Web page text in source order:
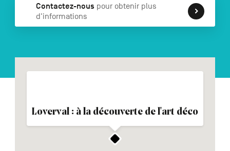
Contactez-nous pour obtenir plus
d'informations
Loverval : à la découverte de l'art déco